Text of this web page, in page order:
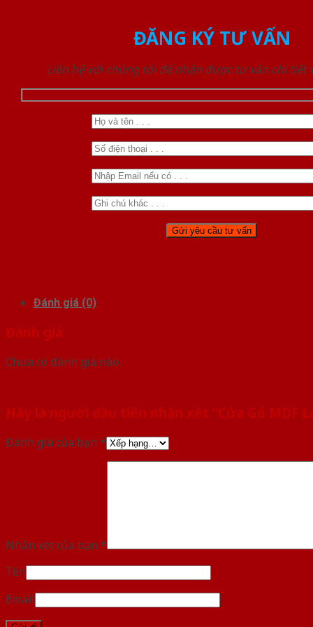
ĐĂNG KÝ TƯ VẤN
Liên hệ với chúng tôi để nhận được tư vấn chi tiết
Đánh giá (0)
Đánh giá
Chưa có đánh giá nào.
Hãy là người đầu tiên nhận xét “Cửa Gỗ MDF
Đánh giá của bạn *
Nhận xét của bạn *
Tên
Email